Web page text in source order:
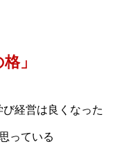
」
び経営は良くなった
っている